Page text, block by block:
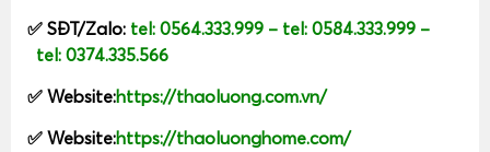
✅ SĐT/Zalo: tel: 0564.333.999 – tel: 0584.333.999 –
tel: 0374.335.566
✅ Website:https://thaoluong.com.vn/
✅ Website:https://thaoluonghome.com/